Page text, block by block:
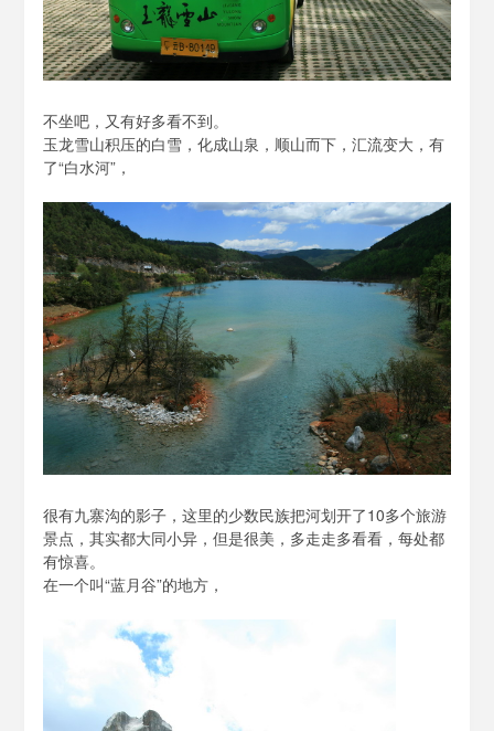
不坐吧，又有好多看不到。
玉龙雪山积压的白雪，化成山泉，顺山而下，汇流变大，有
了“白水河”，
很有九寨沟的影子，这里的少数民族把河划开了10多个旅游
景点，其实都大同小异，但是很美，多走走多看看，每处都
有惊喜。
在一个叫“蓝月谷”的地方，